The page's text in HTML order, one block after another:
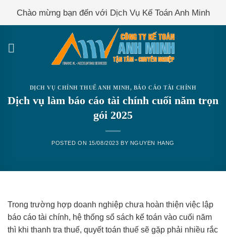
Chào mừng bạn đến với Dịch Vụ Kế Toán Anh Minh
DỊCH VỤ CHÍNH THUẾ ANH MINH, BÁO CÁO TÀI CHÍNH
Dịch vụ làm báo cáo tài chính cuối năm trọn
gói 2025
POSTED ON 15/08/2023 BY NGUYEN HANG
Trong trường hợp doanh nghiệp chưa hoàn thiện việc lập
báo cáo tài chính, hệ thống sổ sách kế toán vào cuối năm
thì khi thanh tra thuế, quyết toán thuế sẽ gặp phải nhiều rắc